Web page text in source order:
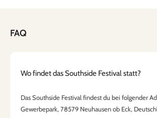
FAQ
Wo findet das Southside Festival statt?
Das Southside Festival findest du bei folgender
Gewerbepark, 78579 Neuhausen ob Eck,